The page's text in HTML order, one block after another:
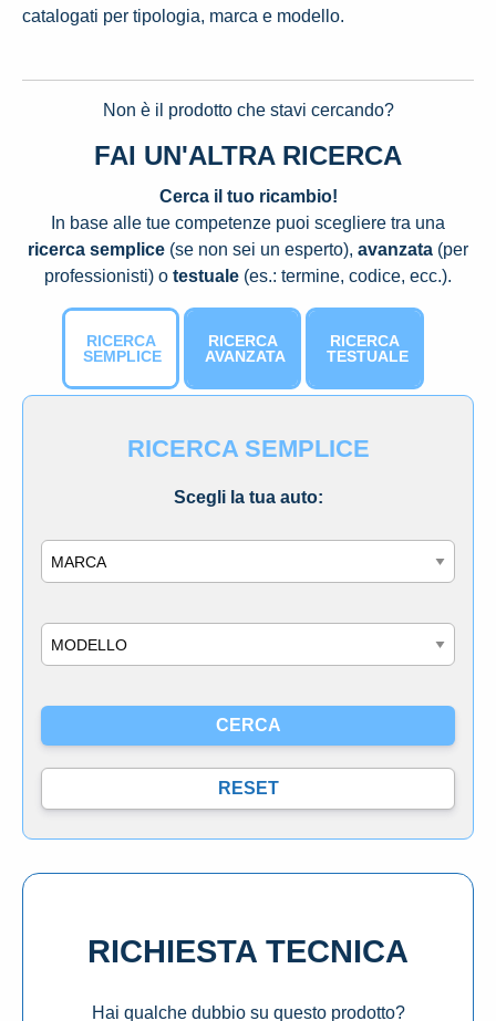
catalogati per tipologia, marca e modello.
Non è il prodotto che stavi cercando?
FAI UN'ALTRA RICERCA
Cerca il tuo ricambio!
In base alle tue competenze puoi scegliere tra una
ricerca semplice (se non sei un esperto), avanzata (per
professionisti) o testuale (es.: termine, codice, ecc.).
RICERCA
SEMPLICE
RICERCA
AVANZATA
RICERCA
TESTUALE
RICERCA SEMPLICE
Scegli la tua auto:
RICHIESTA TECNICA
Hai qualche dubbio su questo prodotto?